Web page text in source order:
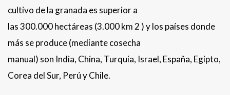
cultivo de la granada es superior a
las 300.000 hectáreas (3.000 km 2 ) y los países donde
más se produce (mediante cosecha
manual) son India, China, Turquía, Israel, España, Egipto,
Corea del Sur, Perú y Chile.